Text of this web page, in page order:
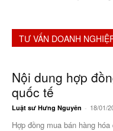
TƯ VẤN DOANH
Nội dung hợp
quốc tế
Luật sư Hưng Nguyên - 18/01/
Hợp đồng mua bán hàng